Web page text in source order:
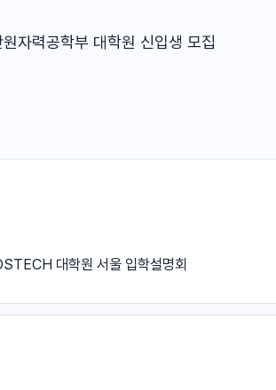
자력공학부 대학원 신입생 모집
대학원 서울 입학설명회